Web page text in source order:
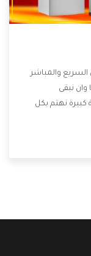
والمباشر
نبقى
نهتم بكل
تكون من أهم